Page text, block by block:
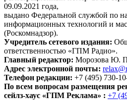
09.09.2021 года,
выдано Федеральной службой по
информационных технологий и
(Роскомнадзор).
Учредитель сетевого издания:
ответственностью «ГПМ Радио».
Главный редактор: Морозова Ю.
Адрес электронной почты:
Телефон редакции: +7 (495) 730-
По всем вопросам размещения
сейлз-хаус «ГПМ Реклама» : +7